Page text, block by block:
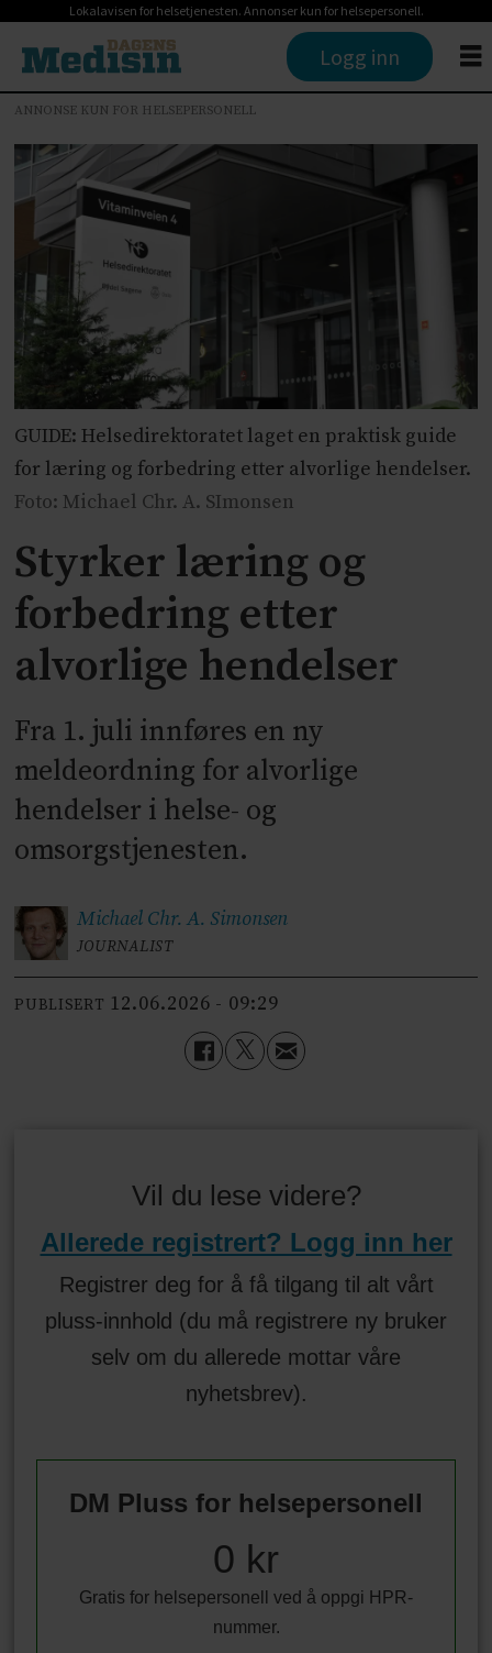
Lokalavisen for helsetjenesten. Annonser kun for helsepersonell.
Logg inn
ANNONSE KUN FOR HELSEPERSONELL
GUIDE: Helsedirektoratet laget en praktisk guide
for læring og forbedring etter alvorlige hendelser.
Foto: Michael Chr. A. SImonsen
Styrker læring og
forbedring etter
alvorlige hendelser
Fra 1. juli innføres en ny
meldeordning for alvorlige
hendelser i helse- og
omsorgstjenesten.
Michael Chr. A. Simonsen
JOURNALIST
PUBLISERT 12.06.2026 - 09:29
Vil du lese videre?
Allerede registrert? Logg inn her
Registrer deg for å få tilgang til alt vårt
pluss-innhold (du må registrere ny bruker
selv om du allerede mottar våre
nyhetsbrev).
DM Pluss for helsepersonell
0 kr
Gratis for helsepersonell ved å oppgi HPR-
nummer.